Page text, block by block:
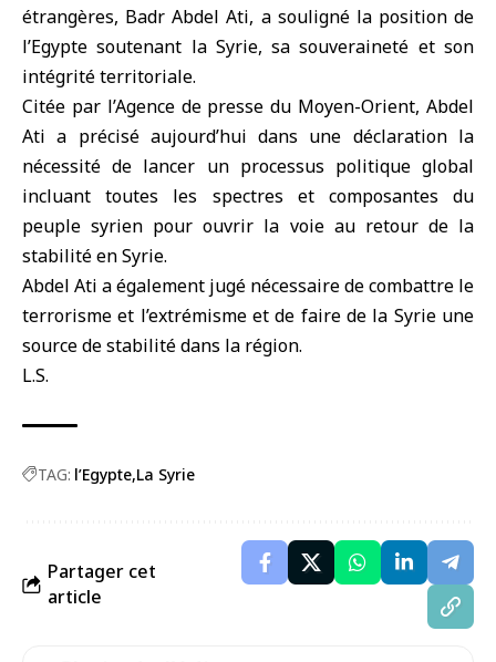
étrangères, Badr Abdel Ati, a souligné la position de
l’Egypte soutenant la Syrie, sa souveraineté et son
intégrité territoriale.
Citée par l’Agence de presse du Moyen-Orient, Abdel
Ati a précisé aujourd’hui dans une déclaration la
nécessité de lancer un processus politique global
incluant toutes les spectres et composantes du
peuple syrien pour ouvrir la voie au retour de la
stabilité en Syrie.
Abdel Ati a également jugé nécessaire de combattre le
terrorisme et l’extrémisme et de faire de la Syrie une
source de stabilité dans la région.
L.S.
TAG: l’Egypte La Syrie
Partager cet
article